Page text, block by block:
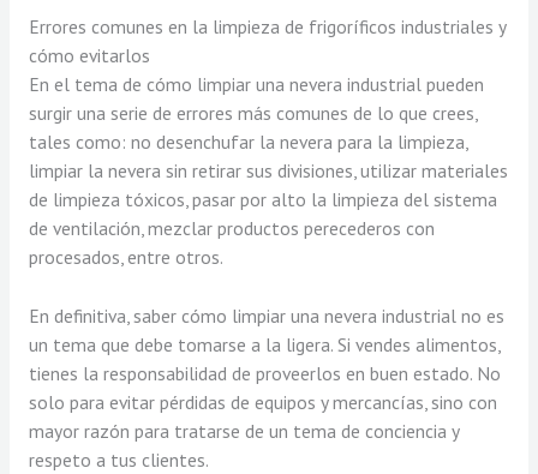
Errores comunes en la limpieza de frigoríficos industriales y
cómo evitarlos
En el tema de cómo limpiar una nevera industrial pueden
surgir una serie de errores más comunes de lo que crees,
tales como: no desenchufar la nevera para la limpieza,
limpiar la nevera sin retirar sus divisiones, utilizar materiales
de limpieza tóxicos, pasar por alto la limpieza del sistema
de ventilación, mezclar productos perecederos con
procesados, entre otros.
En definitiva, saber cómo limpiar una nevera industrial no es
un tema que debe tomarse a la ligera. Si vendes alimentos,
tienes la responsabilidad de proveerlos en buen estado. No
solo para evitar pérdidas de equipos y mercancías, sino con
mayor razón para tratarse de un tema de conciencia y
respeto a tus clientes.